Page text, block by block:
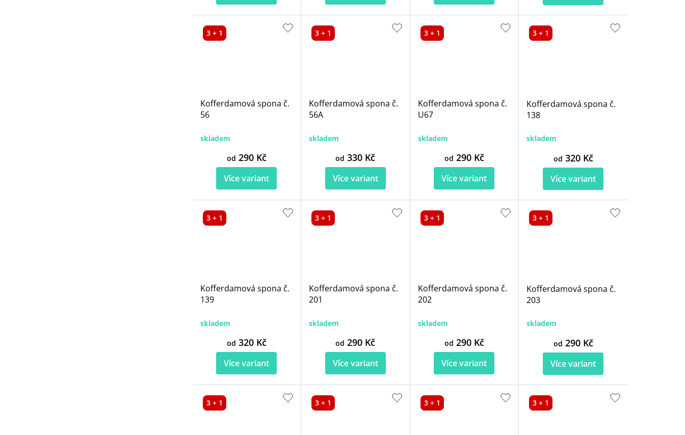
3 + 1
Kofferdamová spona č.
56
skladem
od 290 Kč
Více variant
3 + 1
Kofferdamová spona č.
56A
skladem
od 330 Kč
Více variant
3 + 1
Kofferdamová spona č.
U67
skladem
od 290 Kč
Více variant
3 + 1
Kofferdamová spona č.
138
skladem
od 320 Kč
Více variant
3 + 1
Kofferdamová spona č.
139
skladem
od 320 Kč
Více variant
3 + 1
Kofferdamová spona č.
201
skladem
od 290 Kč
Více variant
3 + 1
Kofferdamová spona č.
202
skladem
od 290 Kč
Více variant
3 + 1
Kofferdamová spona č.
203
skladem
od 290 Kč
Více variant
3 + 1 3 + 1 3 + 1 3 + 1